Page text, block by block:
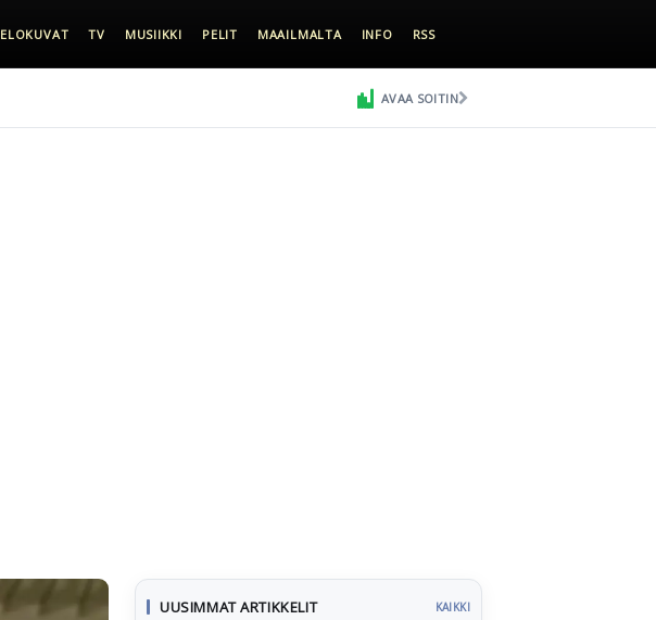
ELOKUVAT TV MUSIIKKI PELIT MAAILMALTA INFO RSS
AVAA SOITIN
UUSIMMAT ARTIKKELIT KAIKKI